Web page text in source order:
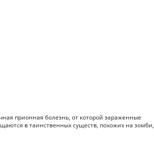
прионная болезнь, от которой зараженные
в таинственных существ, похожих на зомби,